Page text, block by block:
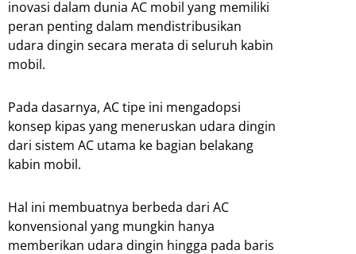
inovasi dalam dunia AC mobil yang memiliki
peran penting dalam mendistribusikan
udara dingin secara merata di seluruh kabin
mobil.
Pada dasarnya, AC tipe ini mengadopsi
konsep kipas yang meneruskan udara dingin
dari sistem AC utama ke bagian belakang
kabin mobil.
Hal ini membuatnya berbeda dari AC
konvensional yang mungkin hanya
memberikan udara dingin hingga pada baris